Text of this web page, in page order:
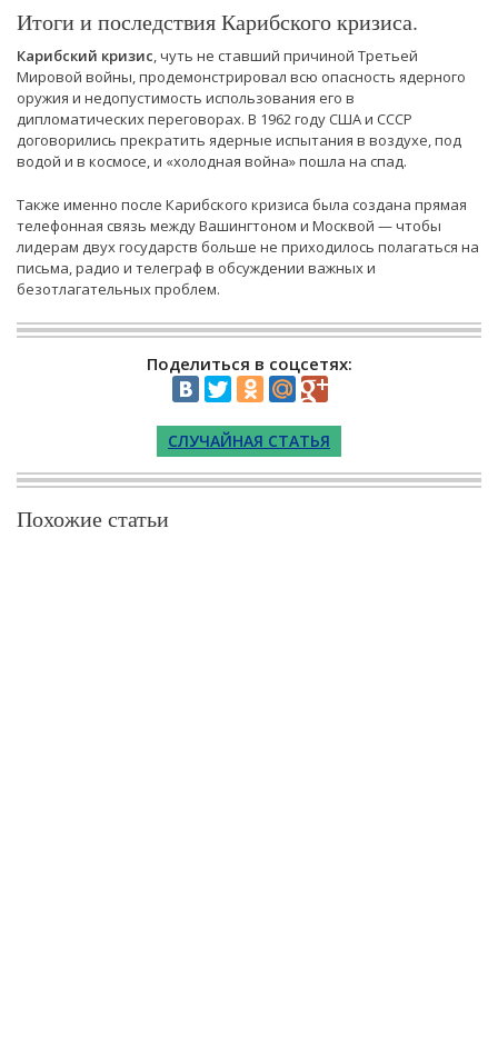
Итоги и последствия Карибского кризиса.
Карибский кризис, чуть не ставший причиной Третьей
Мировой войны, продемонстрировал всю опасность ядерного
оружия и недопустимость использования его в
дипломатических переговорах. В 1962 году США и СССР
договорились прекратить ядерные испытания в воздухе, под
водой и в космосе, и «холодная война» пошла на спад.
Также именно после Карибского кризиса была создана прямая
телефонная связь между Вашингтоном и Москвой — чтобы
лидерам двух государств больше не приходилось полагаться на
письма, радио и телеграф в обсуждении важных и
безотлагательных проблем.
Поделиться в соцсетях:
СЛУЧАЙНАЯ СТАТЬЯ
Похожие статьи